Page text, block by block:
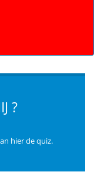
?
hier de quiz.